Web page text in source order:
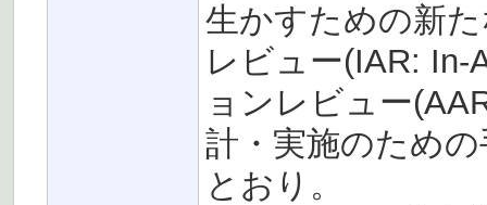
生かすための新
レビュー(IAR: In-
ョンレビュー
計・実施のため
とおり。